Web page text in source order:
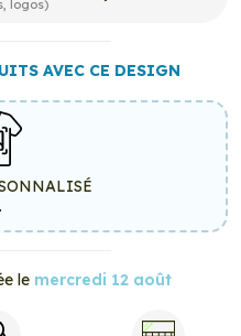
logos)
AVEC CE DESIGN
le mercredi 12 août